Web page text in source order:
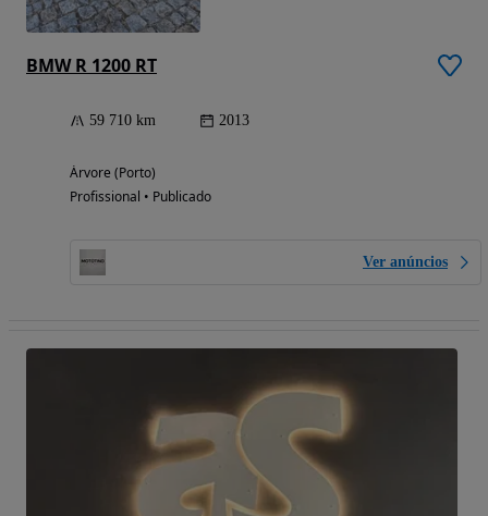
BMW R 1200 RT
59 710 km 2013
Árvore (Porto)
Profissional • Publicado
Ver anúncios